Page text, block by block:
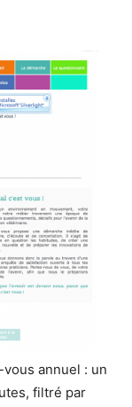
annuel : un
filtré par